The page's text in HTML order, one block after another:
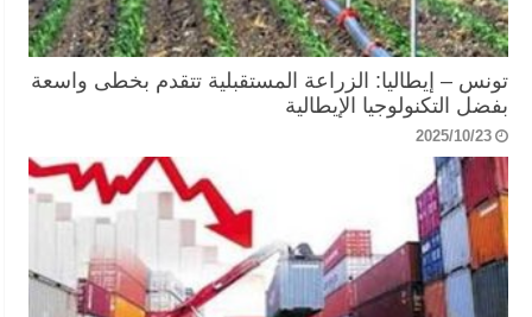
تونس – إيطاليا: الزراعة المستقبلية تتقدم بخطى واسعة
بفضل التكنولوجيا الإيطالية
2025/10/23